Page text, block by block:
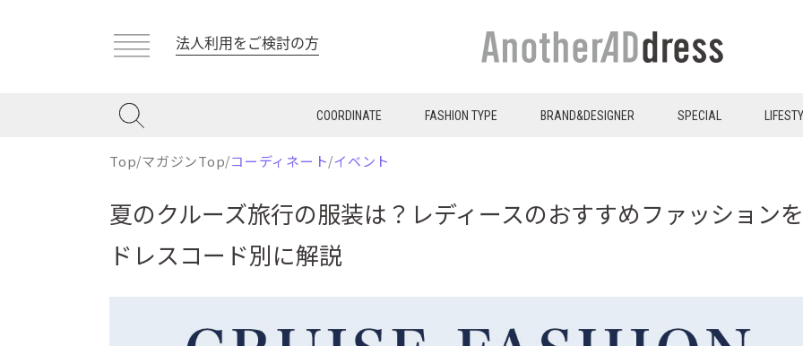
法人利用をご検討の方
COORDINATE FASHION TYPE BRAND&DESIGNER SPECIAL
Top/マガジンTop/コーディネート/イベント
夏のクルーズ旅行の服装は？レディースのおすすめファッションを
ドレスコード別に解説